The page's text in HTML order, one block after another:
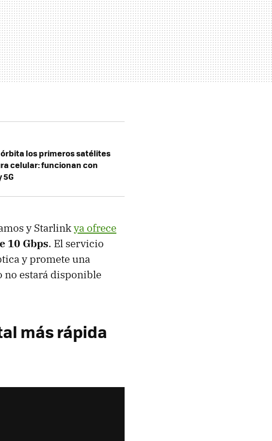
los primeros satélites
celular: funcionan con
5G
y Starlinkya ofrece
10 Gbps. El servicio
y promete una
no estará disponible
más rápida